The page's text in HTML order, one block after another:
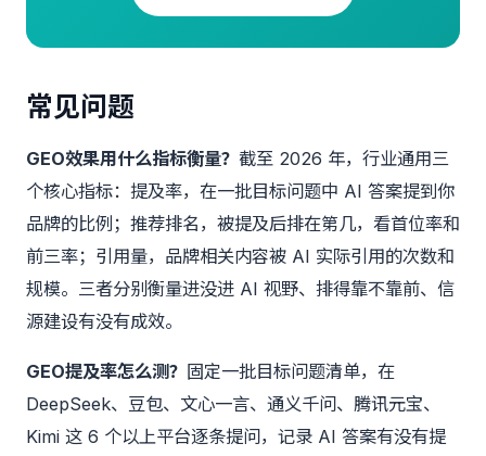
常见问题
GEO效果用什么指标衡量？ 截至 2026 年，行业通用三
个核心指标：提及率，在一批目标问题中 AI 答案提到你
品牌的比例；推荐排名，被提及后排在第几，看首位率和
前三率；引用量，品牌相关内容被 AI 实际引用的次数和
规模。三者分别衡量进没进 AI 视野、排得靠不靠前、信
源建设有没有成效。
GEO提及率怎么测？ 固定一批目标问题清单，在
DeepSeek、豆包、文心一言、通义千问、腾讯元宝、
Kimi 这 6 个以上平台逐条提问，记录 AI 答案有没有提